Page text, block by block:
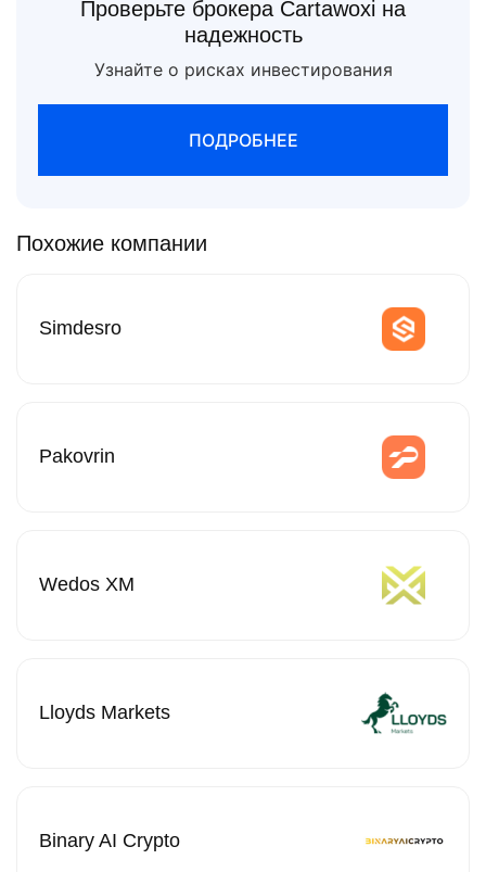
Проверьте брокера Cartawoxi на
надежность
Узнайте о рисках инвестирования
ПОДРОБНЕЕ
Похожие компании
Simdesro
Pakovrin
Wedos XM
Lloyds Markets
Binary AI Crypto